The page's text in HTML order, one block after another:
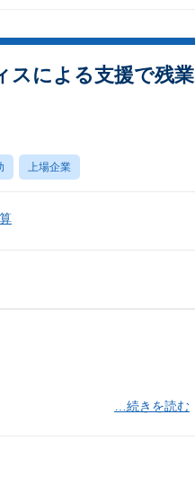
スによる支援で残業
上場企業
…続きを読む